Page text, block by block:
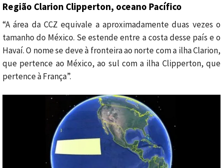
Região Clarion Clipperton, oceano Pacífico
“A área da CCZ equivale a aproximadamente duas vezes o
tamanho do México. Se estende entre a costa desse país e o
Havaí. O nome se deve à fronteira ao norte com a ilha Clarion,
que pertence ao México, ao sul com a ilha Clipperton, que
pertence à França”.